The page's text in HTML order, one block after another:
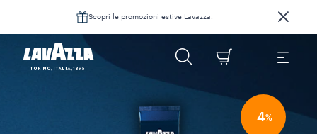
Scopri le promozioni estive Lavazza.
-4%